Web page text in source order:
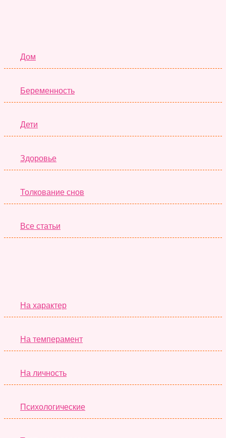
Дом
Беременность
Дети
Здоровье
Толкование снов
Все статьи
На характер
На темперамент
На личность
Психологические